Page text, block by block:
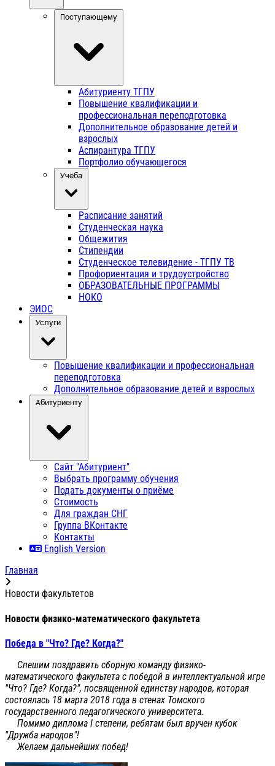
Поступающему
Абитуриенту ТГПУ
Повышение квалификации и
профессиональная переподготовка
Дополнительное образование детей и
взрослых
Аспирантура ТГПУ
Портфолио обучающегося
Учёба
Расписание занятий
Студенческая наука
Общежития
Стипендии
Студенческое телевидение - ТГПУ ТВ
Профориентация и трудоустройство
ОБРАЗОВАТЕЛЬНЫЕ ПРОГРАММЫ
НОКО
ЭИОС
Услуги
Повышение квалификации и профессиональная
переподготовка
Дополнительное образование детей и взрослых
Абитуриенту
Сайт "Абитуриент"
Выбрать программу обучения
Подать документы о приёме
Стоимость
Для граждан СНГ
Группа ВКонтакте
Контакты
English Version
Главная
Новости факультетов
Новости физико-математического факультета
Победа в "Что? Где? Когда?"
Спешим поздравить сборную команду физико-
математического факультета с победой в интеллектуальной игре
"Что? Где? Когда?", посвященной единству народов, которая
состоялась 18 марта 2018 года в стенах Томского
государственного педагогического университета.
Помимо диплома I степени, ребятам был вручен кубок
"Дружба народов"!
Желаем дальнейших побед!